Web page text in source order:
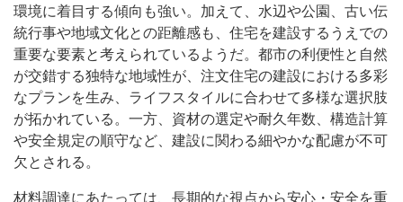
環境に着目する傾向も強い。加えて、水辺や公園、古い伝
統行事や地域文化との距離感も、住宅を建設するうえでの
重要な要素と考えられているようだ。都市の利便性と自然
が交錯する独特な地域性が、注文住宅の建設における多彩
なプランを生み、ライフスタイルに合わせて多様な選択肢
が拓かれている。一方、資材の選定や耐久年数、構造計算
や安全規定の順守など、建設に関わる細やかな配慮が不可
欠とされる。
材料調達にあたっては、長期的な視点から安心・安全を重